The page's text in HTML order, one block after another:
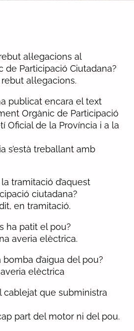
al·legacions al
de Participació Ciutadana?
al·legacions.
publicat encara el text
Orgànic de Participació
Oficial de la Província i a la
s’està treballant amb
tramitació d’aquest
ciutadana?
en tramitació.
ha patit el pou?
averia elèctrica.
bomba d’aigua del pou?
elèctrica
cablejat que subministra
part del motor ni del pou.